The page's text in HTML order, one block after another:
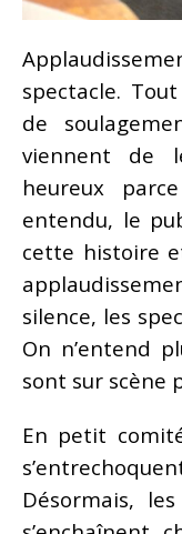
spectacle.
de
viennent de
heureux
entendu, le
cette histoire
silence, les
On n’entend
sont sur scène
En petit
Désormais,